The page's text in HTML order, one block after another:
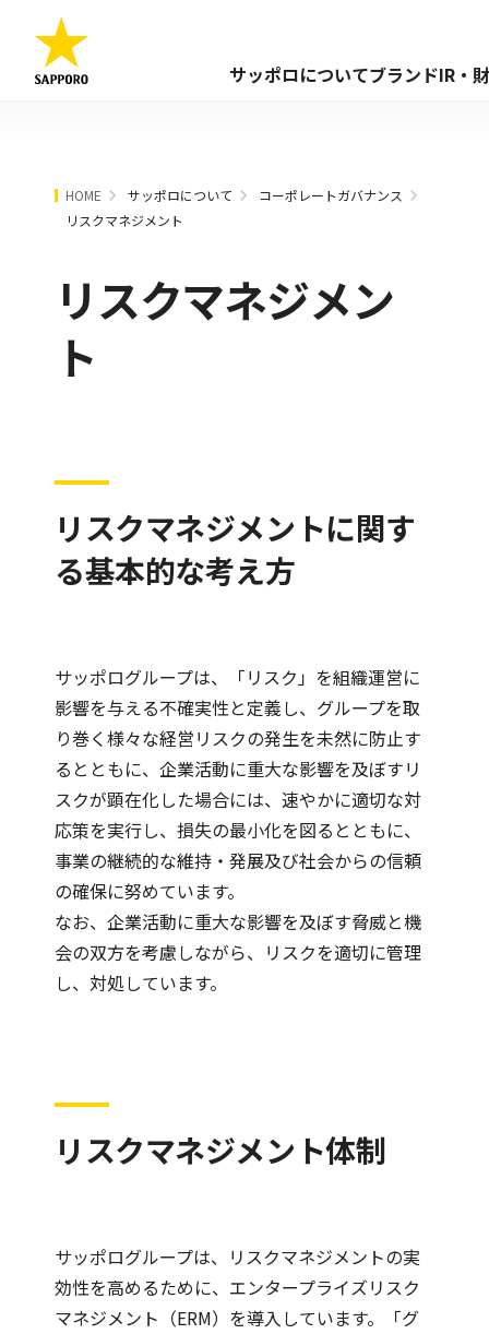
サッポロについてブランドIR・
HOME サッポロについて
コーポレートガバナンス
リスクマネジメント
リスクマネジメン
ト
リスクマネジメントに関す
る基本的な考え方
サッポログループは、「リスク」を組織運営に
影響を与える不確実性と定義し、グループを取
り巻く様々な経営リスクの発生を未然に防止す
るとともに、企業活動に重大な影響を及ぼすリ
スクが顕在化した場合には、速やかに適切な対
応策を実行し、損失の最小化を図るとともに、
事業の継続的な維持・発展及び社会からの信頼
の確保に努めています。
なお、企業活動に重大な影響を及ぼす脅威と機
会の双方を考慮しながら、リスクを適切に管理
し、対処しています。
リスクマネジメント体制
サッポログループは、リスクマネジメントの実
効性を高めるために、エンタープライズリスク
マネジメント（ERM）を導入しています。「グ